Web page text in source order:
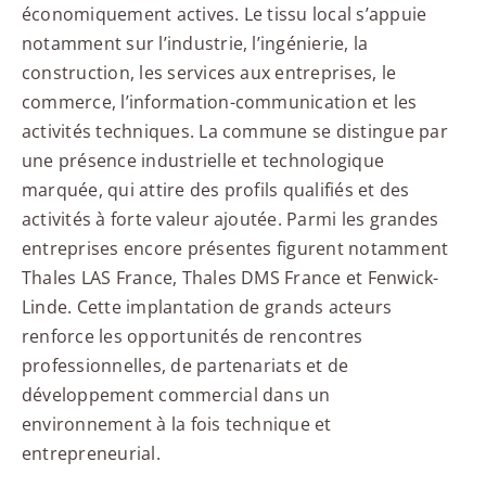
économiquement actives. Le tissu local s’appuie
notamment sur l’industrie, l’ingénierie, la
construction, les services aux entreprises, le
commerce, l’information-communication et les
activités techniques. La commune se distingue par
une présence industrielle et technologique
marquée, qui attire des profils qualifiés et des
activités à forte valeur ajoutée. Parmi les grandes
entreprises encore présentes figurent notamment
Thales LAS France, Thales DMS France et Fenwick-
Linde. Cette implantation de grands acteurs
renforce les opportunités de rencontres
professionnelles, de partenariats et de
développement commercial dans un
environnement à la fois technique et
entrepreneurial.